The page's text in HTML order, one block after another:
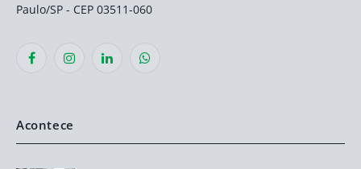
Paulo/SP - CEP 03511-060
FacebookInstagramLinkedInWhatsApp
Acontece